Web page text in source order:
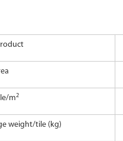
m2
weight/tile (kg)